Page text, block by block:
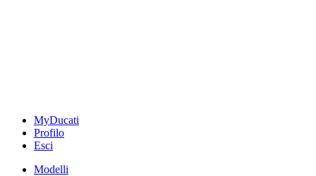
MyDucati
Profilo
Esci
Modelli